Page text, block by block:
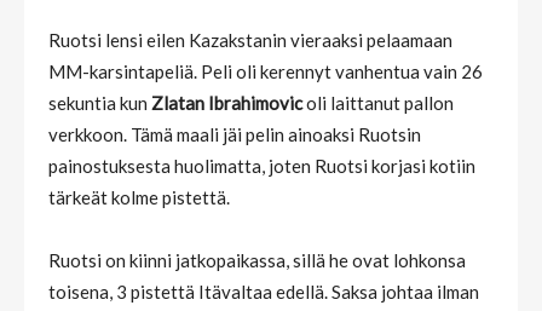
Ruotsi lensi eilen Kazakstanin vieraaksi pelaamaan
MM-karsintapeliä. Peli oli kerennyt vanhentua vain 26
sekuntia kun Zlatan Ibrahimovicoli laittanut pallon
verkkoon. Tämä maali jäi pelin ainoaksi Ruotsin
painostuksesta huolimatta, joten Ruotsi korjasi kotiin
tärkeät kolme pistettä.
Ruotsi on kiinni jatkopaikassa, sillä he ovat lohkonsa
toisena, 3 pistettä Itävaltaa edellä. Saksa johtaa ilman